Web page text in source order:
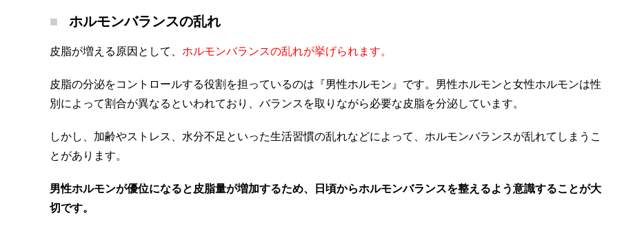
ホルモンバランスの乱れ
皮脂が増える原因として、 ホルモンバランスの乱れが挙げられます。
皮脂の分泌をコントロールする役割を担っているのは『男性ホルモン』です。男性ホルモンと女性ホルモンは性
別によって割合が異なるといわれており、バランスを取りながら必要な皮脂を分泌しています。
しかし、加齢やストレス、水分不足といった生活習慣の乱れなどによって、ホルモンバランスが乱れてしまうこ
とがあります。
男性ホルモンが優位になると皮脂量が増加するため、日頃からホルモンバランスを整えるよう意識することが大
切です。